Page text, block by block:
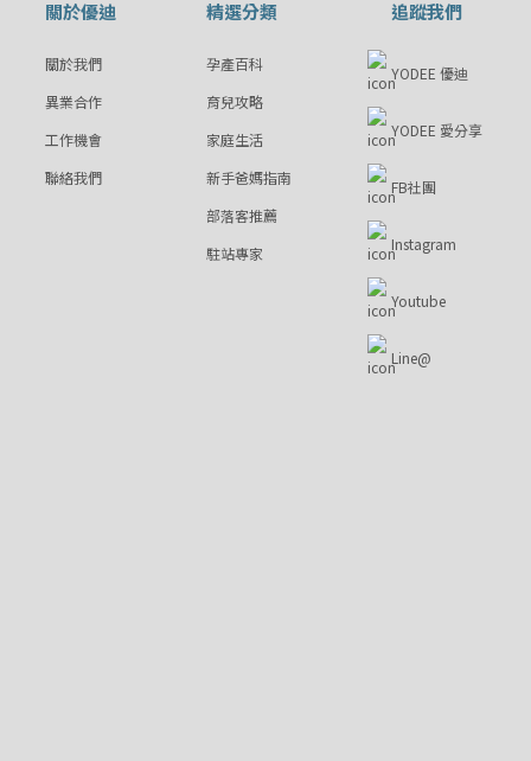
關於優迪
關於我們
異業合作
工作機會
聯絡我們
精選分類
孕產百科
育兒攻略
家庭生活
新手爸媽指南
部落客推薦
駐站專家
追蹤我們
YODEE 優迪
YODEE 愛分享
FB社團
Instagram
Youtube
Line@